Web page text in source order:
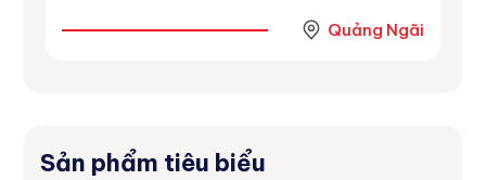
Quảng Ngãi
Sản phẩm tiêu biểu